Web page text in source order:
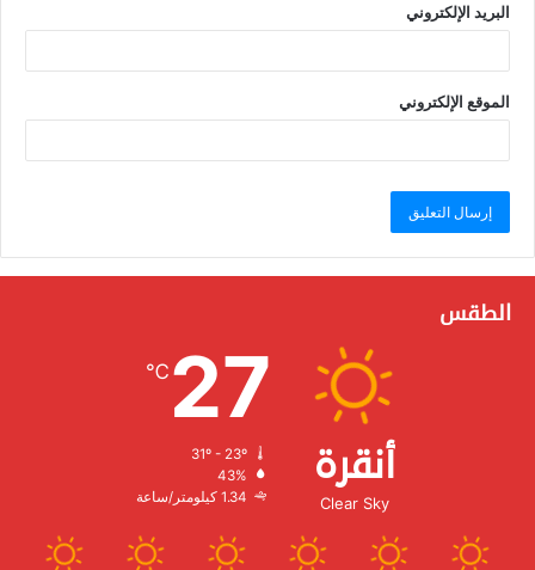
البريد الإلكتروني
الموقع الإلكتروني
الطقس
أنقرة
Clear Sky
27
℃
الرطوبة:
الرياح: